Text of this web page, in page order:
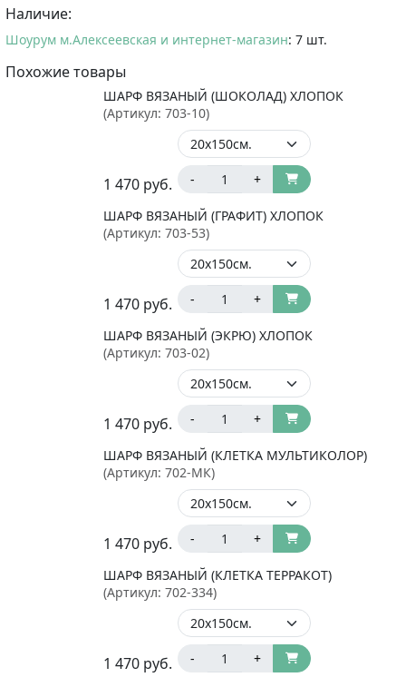
Наличие:
Шоурум м.Алексеевская и интернет-магазин: 7 шт.
Похожие товары
ШАРФ ВЯЗАНЫЙ (ШОКОЛАД) ХЛОПОК
(Артикул: 703-10)
1 470 руб. - +
ШАРФ ВЯЗАНЫЙ (ГРАФИТ) ХЛОПОК
(Артикул: 703-53)
1 470 руб. - +
ШАРФ ВЯЗАНЫЙ (ЭКРЮ) ХЛОПОК
(Артикул: 703-02)
1 470 руб. - +
ШАРФ ВЯЗАНЫЙ (КЛЕТКА МУЛЬТИКОЛОР)
(Артикул: 702-МК)
1 470 руб. - +
ШАРФ ВЯЗАНЫЙ (КЛЕТКА ТЕРРАКОТ)
(Артикул: 702-334)
1 470 руб. - +